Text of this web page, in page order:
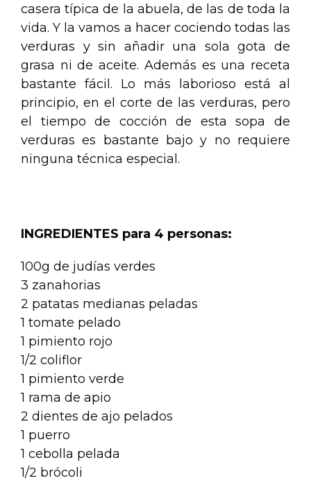
casera típica de la abuela, de las de toda la
vida. Y la vamos a hacer cociendo todas las
verduras y sin añadir una sola gota de
grasa ni de aceite. Además es una receta
bastante fácil. Lo más laborioso está al
principio, en el corte de las verduras, pero
el tiempo de cocción de esta sopa de
verduras es bastante bajo y no requiere
ninguna técnica especial.
INGREDIENTES para 4 personas:
100g de judías verdes
3 zanahorias
2 patatas medianas peladas
1 tomate pelado
1 pimiento rojo
1/2 coliflor
1 pimiento verde
1 rama de apio
2 dientes de ajo pelados
1 puerro
1 cebolla pelada
1/2 brócoli